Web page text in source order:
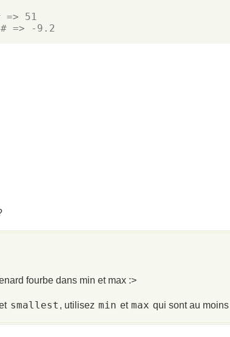
=> 51
# => -9.2
fourbe dans min et max :>
smallest , utilisez min et max qui sont au